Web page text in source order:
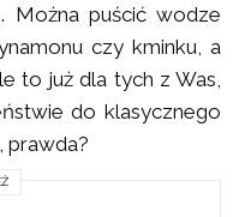
Można puścić wodze
czy kminku, a
to już dla tych z Was,
do klasycznego
prawda?